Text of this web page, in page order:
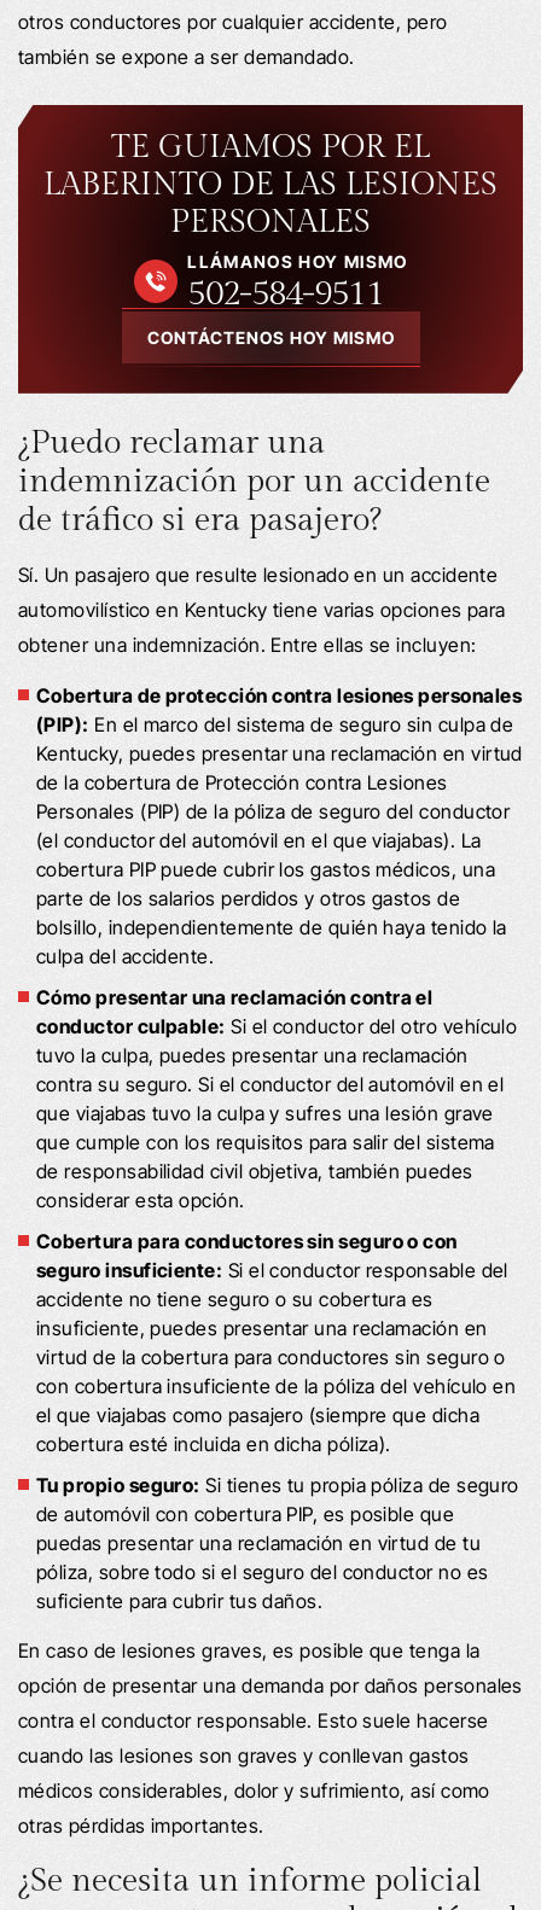
otros conductores por cualquier accidente, pero
también se expone a ser demandado.
TE GUIAMOS POR EL
LABERINTO DE LAS LESIONES
PERSONALES
CONTÁCTENOS HOY MISMO
LLÁMANOS HOY MISMO
502-584-9511
¿Puedo reclamar una
indemnización por un accidente
de tráfico si era pasajero?
Sí. Un pasajero que resulte lesionado en un accidente
automovilístico en Kentucky tiene varias opciones para
obtener una indemnización. Entre ellas se incluyen:
Cobertura de protección contra lesiones personales
(PIP): En el marco del sistema de seguro sin culpa de
Kentucky, puedes presentar una reclamación en virtud
de la cobertura de Protección contra Lesiones
Personales (PIP) de la póliza de seguro del conductor
(el conductor del automóvil en el que viajabas). La
cobertura PIP puede cubrir los gastos médicos, una
parte de los salarios perdidos y otros gastos de
bolsillo, independientemente de quién haya tenido la
culpa del accidente.
Cómo presentar una reclamación contra el
conductor culpable: Si el conductor del otro vehículo
tuvo la culpa, puedes presentar una reclamación
contra su seguro. Si el conductor del automóvil en el
que viajabas tuvo la culpa y sufres una lesión grave
que cumple con los requisitos para salir del sistema
de responsabilidad civil objetiva, también puedes
considerar esta opción.
Cobertura para conductores sin seguro o con
seguro insuficiente: Si el conductor responsable del
accidente no tiene seguro o su cobertura es
insuficiente, puedes presentar una reclamación en
virtud de la cobertura para conductores sin seguro o
con cobertura insuficiente de la póliza del vehículo en
el que viajabas como pasajero (siempre que dicha
cobertura esté incluida en dicha póliza).
Tu propio seguro: Si tienes tu propia póliza de seguro
de automóvil con cobertura PIP, es posible que
puedas presentar una reclamación en virtud de tu
póliza, sobre todo si el seguro del conductor no es
suficiente para cubrir tus daños.
En caso de lesiones graves, es posible que tenga la
opción de presentar una demanda por daños personales
contra el conductor responsable. Esto suele hacerse
cuando las lesiones son graves y conllevan gastos
médicos considerables, dolor y sufrimiento, así como
otras pérdidas importantes.
¿Se necesita un informe policial